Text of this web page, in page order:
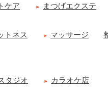
ケア まつげエクステ
トネス マッサージ
タジオ カラオケ店